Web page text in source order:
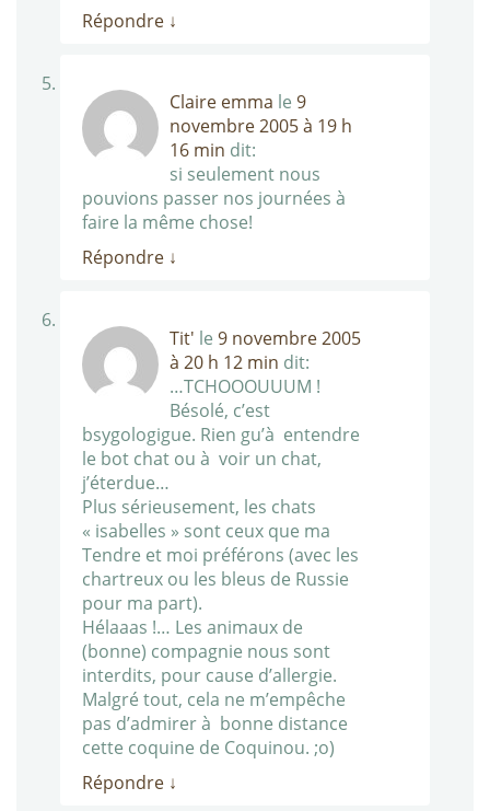
Répondre ↓
Claire emma le 9
novembre 2005 à 19 h
16 min dit:
si seulement nous
pouvions passer nos journées à
faire la même chose!
Répondre ↓
Tit' le 9 novembre 2005
à 20 h 12 min dit:
…TCHOOOUUUM !
Bésolé, c’est
bsygologigue. Rien gu’à entendre
le bot chat ou à voir un chat,
j’éterdue…
Plus sérieusement, les chats
« isabelles » sont ceux que ma
Tendre et moi préférons (avec les
chartreux ou les bleus de Russie
pour ma part).
Hélaaas !… Les animaux de
(bonne) compagnie nous sont
interdits, pour cause d’allergie.
Malgré tout, cela ne m’empêche
pas d’admirer à bonne distance
cette coquine de Coquinou. ;o)
Répondre ↓